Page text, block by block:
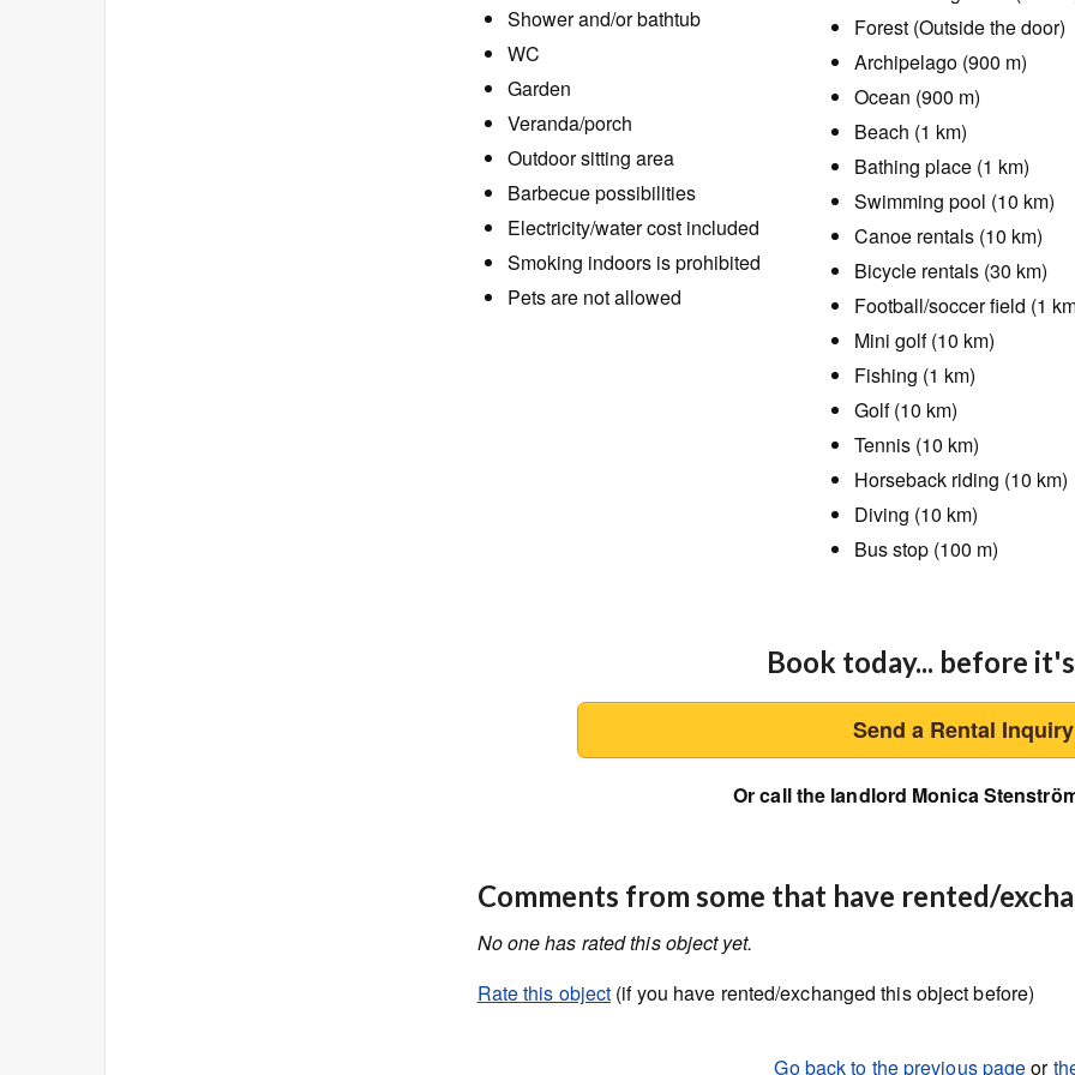
Shower and/or bathtub
WC
Garden
Veranda/porch
Outdoor sitting area
Barbecue possibilities
Electricity/water cost included
Smoking indoors is prohibited
Pets are not allowed
Forest (Outside the door)
Archipelago (900 m)
Ocean (900 m)
Beach (1 km)
Bathing place (1 km)
Swimming pool (10 km)
Canoe rentals (10 km)
Bicycle rentals (30 km)
Football/soccer field (1
Mini golf (10 km)
Fishing (1 km)
Golf (10 km)
Tennis (10 km)
Horseback riding (10 km)
Diving (10 km)
Bus stop (100 m)
Book today... before
Send a Rental
Or call the landlord Monica
Comments from some that have rented/
No one has rated this object yet.
Rate this object (if you have rented/exchanged this object before)
Go back to the previous pageor